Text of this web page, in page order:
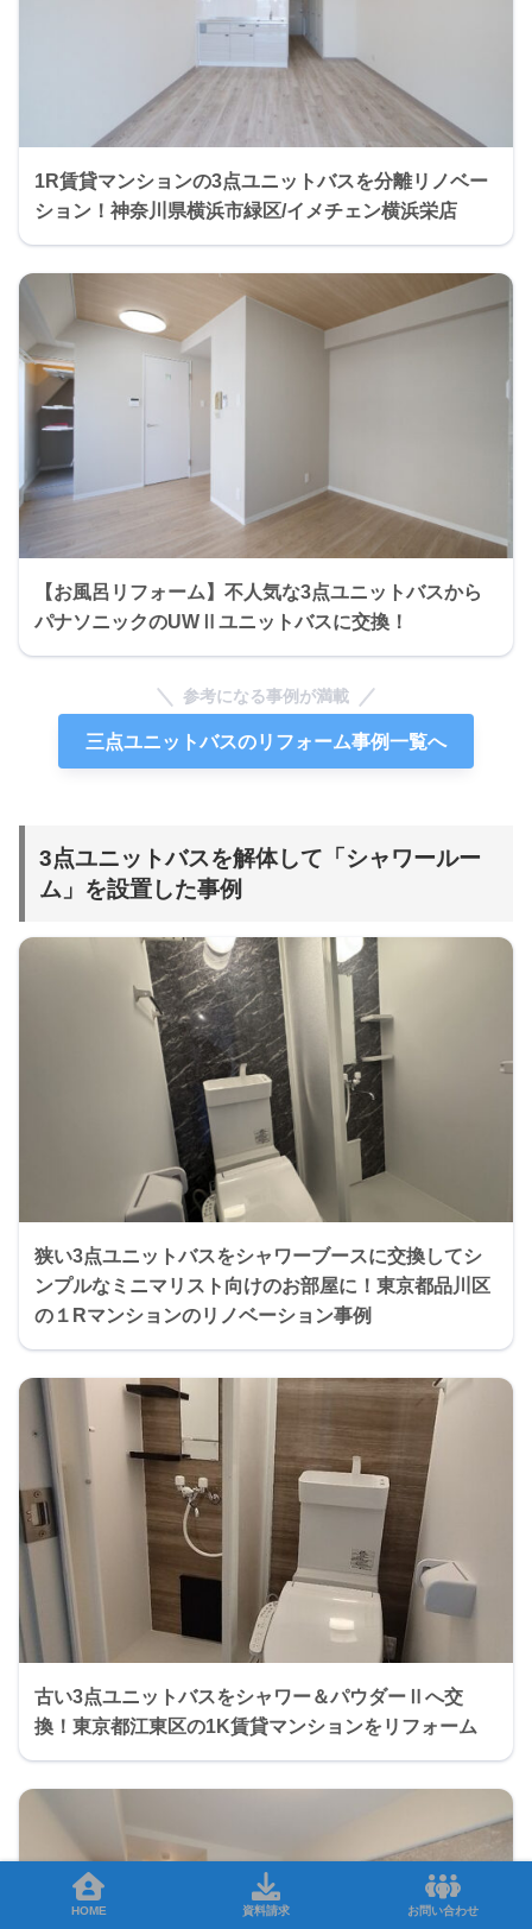
1R賃貸マンションの3点ユニットバスを分離リノベー
ション！神奈川県横浜市緑区/イメチェン横浜栄店
【お風呂リフォーム】不人気な3点ユニットバスから
パナソニックのUWⅡユニットバスに交換！
参考になる事例が満載
三点ユニットバスのリフォーム事例一覧へ
3点ユニットバスを解体して「シャワールー
ム」を設置した事例
狭い3点ユニットバスをシャワーブースに交換してシ
ンプルなミニマリスト向けのお部屋に！東京都品川区
の１Rマンションのリノベーション事例
古い3点ユニットバスをシャワー＆パウダーⅡへ交
換！東京都江東区の1K賃貸マンションをリフォーム
HOME 資料請求 お問い合わせ